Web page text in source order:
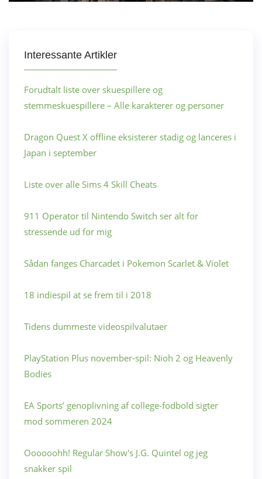
Interessante Artikler
Forudtalt liste over skuespillere og
stemmeskuespillere – Alle karakterer og personer
Dragon Quest X offline eksisterer stadig og lanceres i
Japan i september
Liste over alle Sims 4 Skill Cheats
911 Operator til Nintendo Switch ser alt for
stressende ud for mig
Sådan fanges Charcadet i Pokemon Scarlet & Violet
18 indiespil at se frem til i 2018
Tidens dummeste videospilvalutaer
PlayStation Plus november-spil: Nioh 2 og Heavenly
Bodies
EA Sports’ genoplivning af college-fodbold sigter
mod sommeren 2024
Oooooohh! Regular Show's J.G. Quintel og jeg
snakker spil